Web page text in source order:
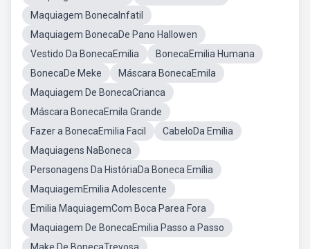
Maquiagem BonecaInfatil
Maquiagem BonecaDe Pano Hallowen
Vestido Da BonecaEmilia
BonecaEmilia Humana
BonecaDe Meke
Máscara BonecaEmila
Maquiagem De BonecaCrianca
Máscara BonecaEmila Grande
Fazer a BonecaEmilia Facil
CabeloDa Emília
Maquiagens NaBoneca
Personagens Da HistóriaDa Boneca Emília
MaquiagemEmilia Adolescente
Emilia MaquiagemCom Boca Parea Fora
Maquiagem De BonecaEmilia Passo a Passo